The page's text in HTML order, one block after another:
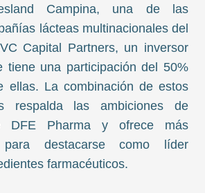
Campina, una de las
lácteas multinacionales del
Capital Partners, un inversor
tiene una participación del 50%
ellas. La combinación de estos
respalda las ambiciones de
DFE Pharma y ofrece más
para destacarse como líder
farmacéuticos.